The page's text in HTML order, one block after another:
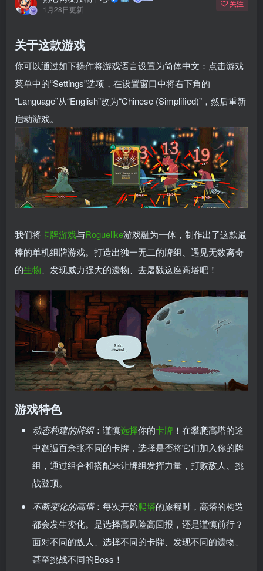
1月28日更新
关注
关于这款游戏
你可以通过如下操作将游戏语言设置为简体中文：点击游戏
菜单中的“Settings”选项，在设置窗口中将右下角的
“Language”从“English”改为“Chinese (Simplified)”，然后重新
启动游戏。
我们将卡牌游戏与Roguelike游戏融为一体，制作出了这款最
棒的单机组牌游戏。打造出独一无二的牌组、遇见无数离奇
的生物 、发现威力强大的遗物、去屠戮这座高塔吧！
游戏特色
动态构建的牌组：谨慎选择你的卡牌 ！在攀爬高塔的途
中邂逅百余张不同的卡牌，选择是否将它们加入你的牌
组，通过组合和搭配来让牌组发挥力量，打败敌人、挑
战登顶。
不断变化的高塔：每次开始爬塔的旅程时，高塔的构造
都会发生变化。是选择高风险高回报，还是谨慎前行？
面对不同的敌人、选择不同的卡牌、发现不同的遗物、
甚至挑战不同的Boss！